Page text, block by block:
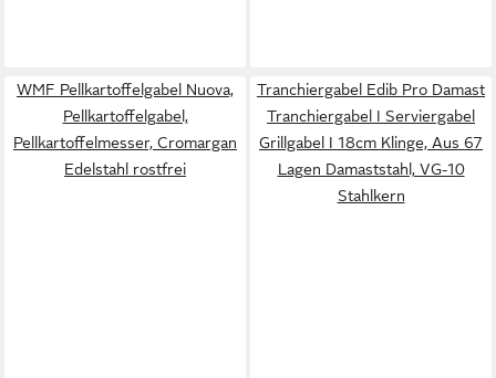
WMF Pellkartoffelgabel Nuova,
Pellkartoffelgabel,
Pellkartoffelmesser, Cromargan
Edelstahl rostfrei
Tranchiergabel Edib Pro Damast
Tranchiergabel I Serviergabel
Grillgabel I 18cm Klinge, Aus 67
Lagen Damaststahl, VG-10
Stahlkern